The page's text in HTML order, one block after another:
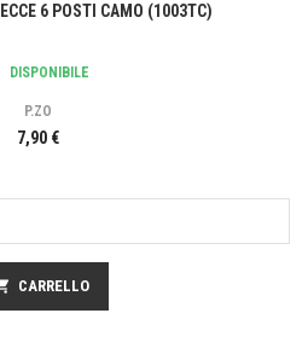
6 POSTI CAMO (1003TC)
DISPONIBILE
P.ZO
7,90 €
CARRELLO